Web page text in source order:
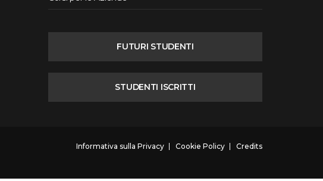
FUTURI STUDENTI
STUDENTI ISCRITTI
Informativa sulla Privacy Cookie Policy Credits